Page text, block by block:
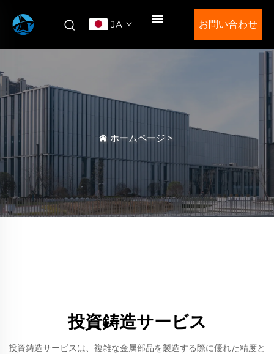
JA お問い合わせ
ホームページ >
投資鋳造サービス
投資鋳造サービスは、複雑な金属部品を製造する際に優れた精度と